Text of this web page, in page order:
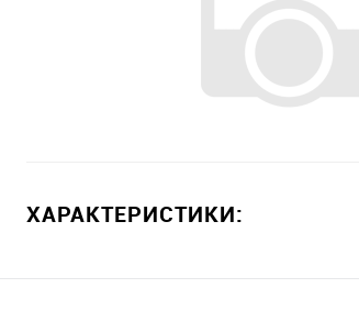
ХАРАКТЕРИСТИКИ: